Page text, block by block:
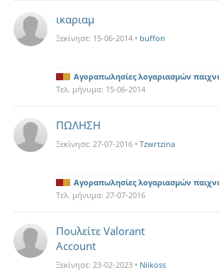
ικαριαμ
Ξεκίνησε: 15-06-2014 • buffon
Αγοραπωλησίες λογαριασμών
Τελ. μήνυμα: 15-06-2014
ΠΩΛΗΣΗ
Ξεκίνησε: 27-07-2016 • Tzwrtzina
Αγοραπωλησίες λογαριασμών
Τελ. μήνυμα: 27-07-2016
Πουλείτε Valorant
Account
Ξεκίνησε: 23-02-2023 • Niikoss